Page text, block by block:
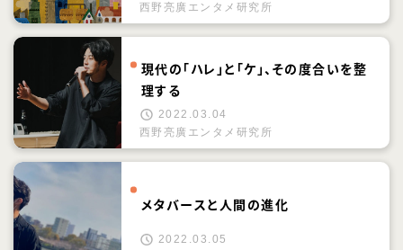
西野亮廣エンタメ研究所
現代の「ハレ」と「ケ」、その度合いを整
理する
2022.03.04
西野亮廣エンタメ研究所
メタバースと人間の進化
2022.03.05